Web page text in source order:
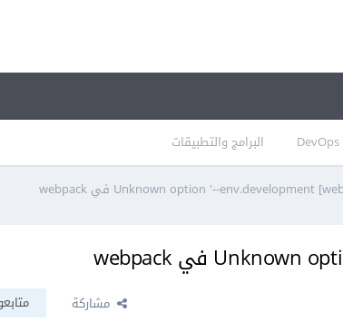
DevOps البرامج والتطبيقات
مشاركة